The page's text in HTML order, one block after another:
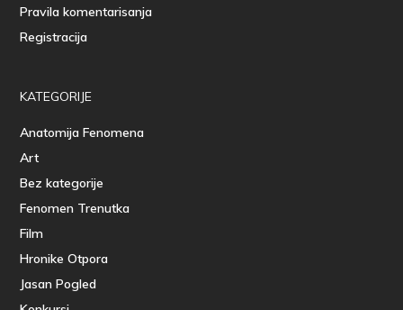
Pravila komentarisanja
Registracija
KATEGORIJE
Anatomija Fenomena
Art
Bez kategorije
Fenomen Trenutka
Film
Hronike Otpora
Jasan Pogled